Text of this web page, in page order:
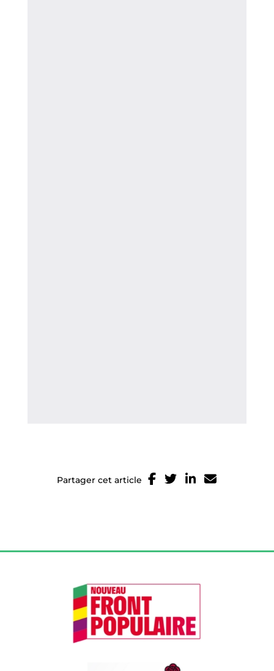
Partager cet article